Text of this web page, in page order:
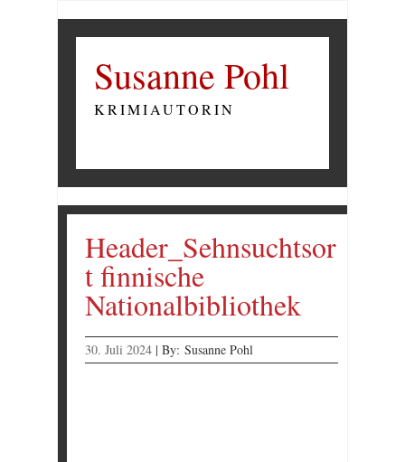
Susanne Pohl
KRIMIAUTORIN
Header_Sehnsuchtsor
t finnische
Nationalbibliothek
30. Juli 2024 | By: Susanne Pohl